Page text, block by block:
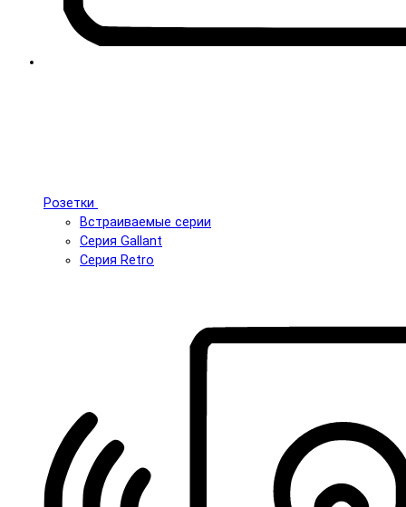
Розетки
Встраиваемые серии
Серия Gallant
Серия Retro